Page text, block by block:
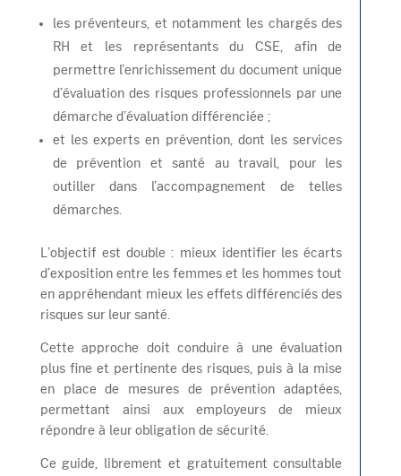
les préventeurs, et notamment les chargés des
RH et les représentants du CSE, afin de
permettre l’enrichissement du document unique
d’évaluation des risques professionnels par une
démarche d’évaluation différenciée ;
et les experts en prévention, dont les services
de prévention et santé au travail, pour les
outiller dans l’accompagnement de telles
démarches.
L’objectif est double : mieux identifier les écarts
d’exposition entre les femmes et les hommes tout
en appréhendant mieux les effets différenciés des
risques sur leur santé.
Cette approche doit conduire à une évaluation
plus fine et pertinente des risques, puis à la mise
en place de mesures de prévention adaptées,
permettant ainsi aux employeurs de mieux
répondre à leur obligation de sécurité.
Ce guide, librement et gratuitement consultable